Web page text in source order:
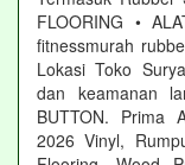
FLOORING •
fitnessmurah
Lokasi Toko
dan keamanan
BUTTON. Prima
2026 Vinyl,